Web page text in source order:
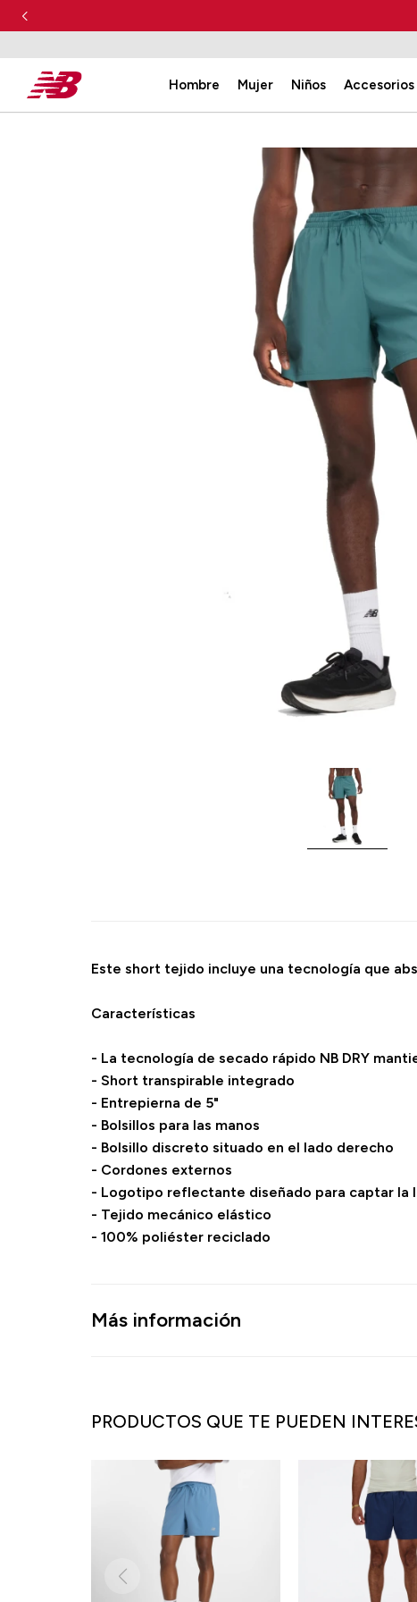
Hombre Mujer Niños Accesorios
Este short tejido incluye una tecnología que
Características
- La tecnología de secado rápido NB DRY
- Short transpirable integrado
- Entrepierna de 5"
- Bolsillos para las manos
- Bolsillo discreto situado en el lado derecho
- Cordones externos
- Logotipo reflectante diseñado para captar la
- Tejido mecánico elástico
- 100% poliéster reciclado
Más información
PRODUCTOS QUE TE PUEDEN